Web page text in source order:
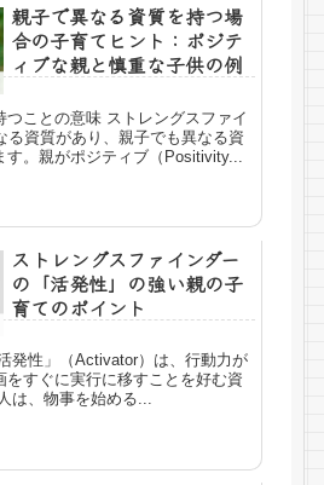
親子で異なる資質を持つ場
合の子育てヒント：ポジテ
ィブな親と慎重な子供の例
ストレングスファイ
る資質があり、親子でも異なる資
。親がポジティブ（Positivity...
ストレングスファインダー
の「活発性」の強い親の子
育てのポイント
をすぐに実行に移すことを好む資
持つ人は、物事を始める...